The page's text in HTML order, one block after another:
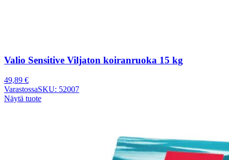
Valio Sensitive Viljaton koiranruoka 15 kg
49,89 €
VarastossaSKU: 52007
Näytä tuote